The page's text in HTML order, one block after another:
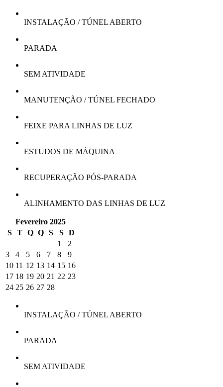
INSTALAÇÃO / TÚNEL ABERTO
PARADA
SEM ATIVIDADE
MANUTENÇÃO / TÚNEL FECHADO
FEIXE PARA LINHAS DE LUZ
ESTUDOS DE MÁQUINA
RECUPERAÇÃO PÓS-PARADA
ALINHAMENTO DAS LINHAS DE LUZ
Fevereiro 2025
S
T Q Q S S D
1
2
3
4 5 6 7 8
9
10 11 12 13 14 15 16
17 18 19 20 21 22 23
24 25 26 27 28
INSTALAÇÃO / TÚNEL ABERTO
PARADA
SEM ATIVIDADE